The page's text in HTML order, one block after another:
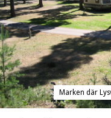
Marken där